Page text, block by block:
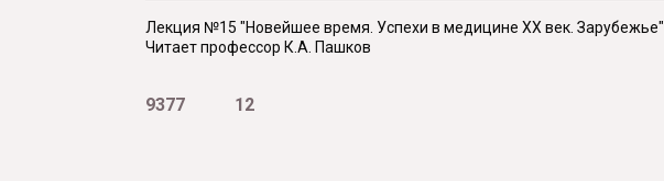
Лекция №15 "Новейшее время. Успехи в медицине ХХ век. Зарубежье"
Читает профессор К.А. Пашков
9377 12